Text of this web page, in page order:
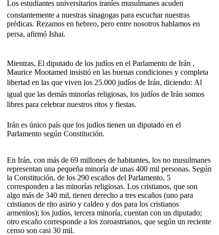
Los estudiantes universitarios iraníes musulmanes acuden
constantemente a nuestras sinagogas para escuchar nuestras
prédicas. Rezamos en hebreo, pero entre nosotros hablamos en
persa, afirmó Ishai.
Mientras, El diputado de los judíos en el Parlamento de Irán ,
Maurice Mootamed insistió en las buenas condiciones y completa
libertad en las que viven los 25.000 judíos de Irán, diciendo: Al
igual que las demás minorías religiosas, los judíos de Irán somos
libres para celebrar nuestros ritos y fiestas.
Irán es único país que los judíos tienen un diputado en el
Parlamento según Constitución.
En Irán, con más de 69 millones de habitantes, los no musulmanes
representan una pequeña minoría de unas 400 mil personas. Según
la Constitución, de los 290 escaños del Parlamento, 5
corresponden a las minorías religiosas. Los cristianos, que son
algo más de 340 mil, tienen derecho a tres escaños (uno para
cristianos de rito asirio y caldeo y dos para los cristianos
armenios); los judíos, tercera minoría, cuentan con un diputado;
otro escaño corresponde a los zoroastrianos, que según un reciente
censo son casi 30 mil.